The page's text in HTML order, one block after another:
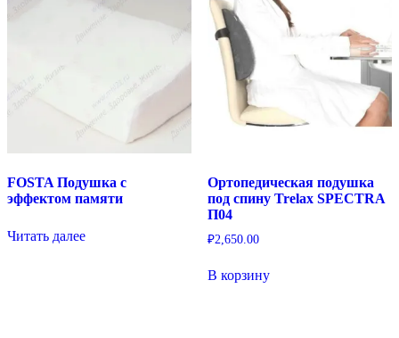
на
странице
товара.
FOSTA Подушка c
эффектом памяти
Читать далее
Ортопедическая подушка
под спину Trelax SPECTRA
П04
₽2,650.00
В корзину